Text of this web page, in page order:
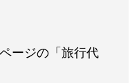
ージの「旅行代